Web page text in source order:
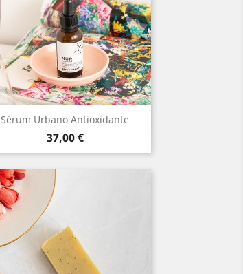
Sérum Urbano Antioxidante
Precio
37,00 €
Vista rápida